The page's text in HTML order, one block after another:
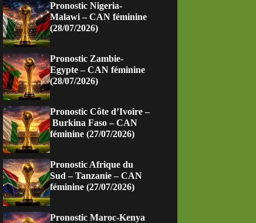
Pronostic Nigeria-
Malawi – CAN féminine
(28/07/2026)
Pronostic Zambie-
Egypte – CAN féminine
(28/07/2026)
Pronostic Côte d’Ivoire –
Burkina Faso – CAN
féminine (27/07/2026)
Pronostic Afrique du
Sud – Tanzanie – CAN
féminine (27/07/2026)
Pronostic Maroc-Kenya